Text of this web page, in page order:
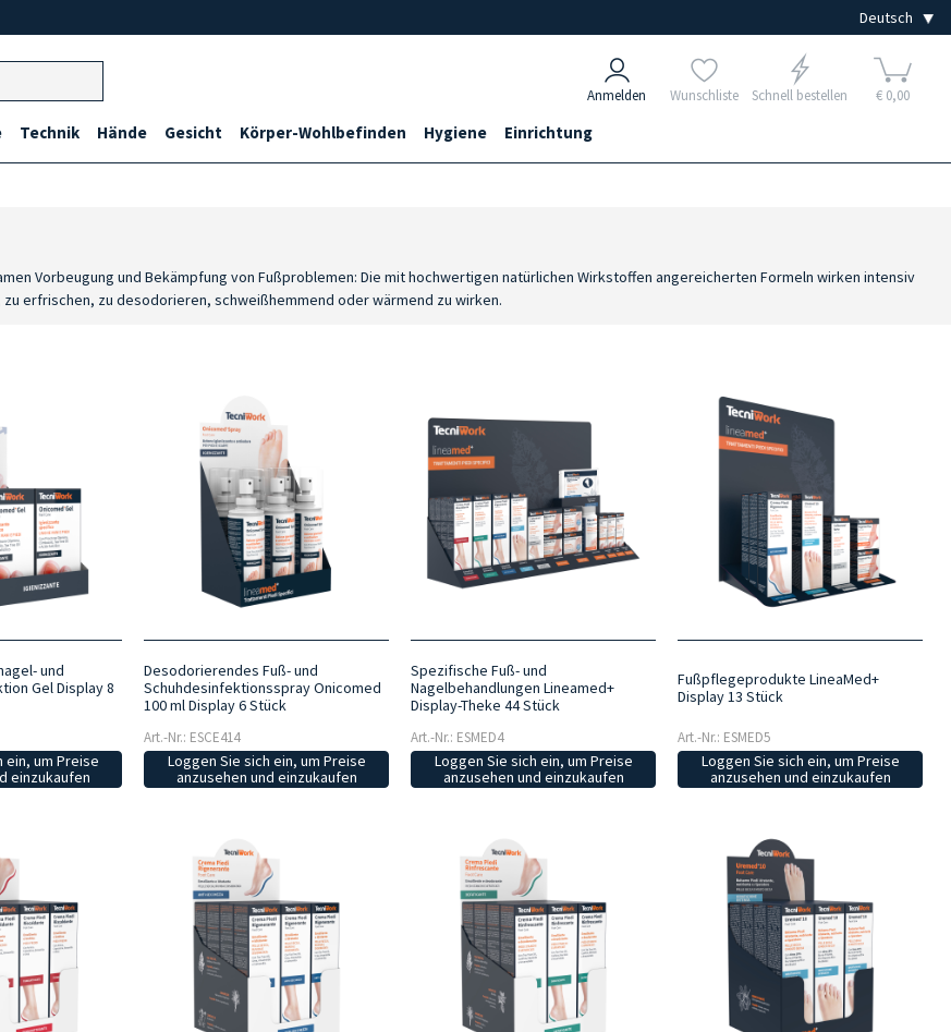
Anmelden Wunschliste Schnell bestellen € 0,00
Technik Hände Gesicht Körper-Wohlbefinden Hygiene Einrichtung
Vorbeugung und Bekämpfung von Fußproblemen: Die mit hochwertigen natürlichen Wirkstoffen angereicherten Formeln wirken intensiv
erfrischen, zu desodorieren, schweißhemmend oder wärmend zu wirken.
und
Gel Display 8
ein, um Preise
einzukaufen
Desodorierendes Fuß- und
Schuhdesinfektionsspray Onicomed
100 ml Display 6 Stück
Art.-Nr.: ESCE414
Loggen Sie sich ein, um Preise
anzusehen und einzukaufen
Spezifische Fuß- und
Nagelbehandlungen Lineamed+
Display-Theke 44 Stück
Art.-Nr.: ESMED4
Loggen Sie sich ein, um Preise
anzusehen und einzukaufen
Fußpflegeprodukte LineaMed+
Display 13 Stück
Art.-Nr.: ESMED5
Loggen Sie sich ein, um Preise
anzusehen und einzukaufen